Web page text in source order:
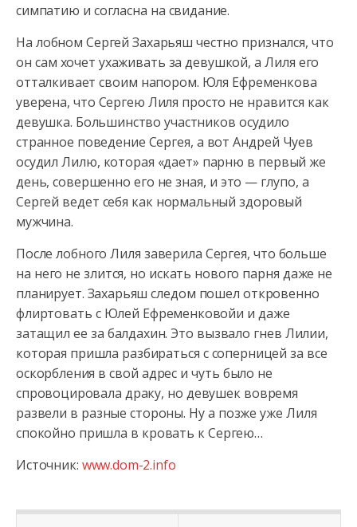
симпатию и согласна на свидание.
На лобном Сергей Захарьяш честно признался, что
он сам хочет ухаживать за девушкой, а Лиля его
отталкивает своим напором. Юля Ефременкова
уверена, что Сергею Лиля просто не нравится как
девушка. Большинство участников осудило
странное поведение Сергея, а вот Андрей Чуев
осудил Лилю, которая «дает» парню в первый же
день, совершенно его не зная, и это — глупо, а
Сергей ведет себя как нормальный здоровый
мужчина.
После лобного Лиля заверила Сергея, что больше
на него не злится, но искать нового парня даже не
планирует. Захарьяш следом пошел откровенно
флиртовать с Юлей Ефременковойи и даже
затащил ее за балдахин. Это вызвало гнев Лилии,
которая пришла разбираться с соперницей за все
оскорбления в свой адрес и чуть было не
спровоцировала драку, но девушек вовремя
развели в разные стороны. Ну а позже уже Лиля
спокойно пришла в кровать к Сергею…
Источник: www.dom-2.info